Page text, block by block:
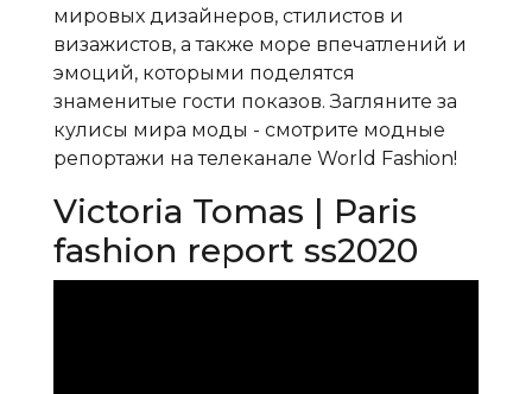
мировых дизайнеров, стилистов и
визажистов, а также море впечатлений и
эмоций, которыми поделятся
знаменитые гости показов. Загляните за
кулисы мира моды - смотрите модные
репортажи на телеканале World Fashion!
Victoria Tomas | Paris
fashion report ss2020